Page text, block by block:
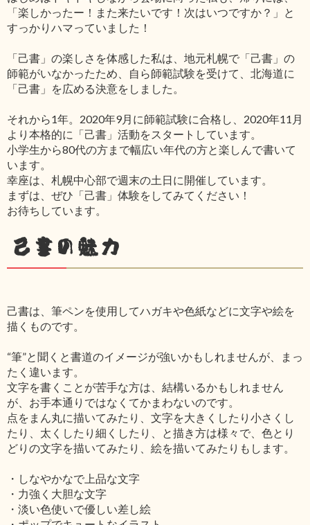
「楽しかったー！また来たいです！次はいつですか？」と
すっかりハマっていました！
「己書」の楽しさを体感した私は、地元札幌で「己書」の
師範がいなかったため、自ら師範試験を受けて、北海道に
「己書」を広める決意をしました。
それから1年。2020年9月に師範試験に合格し、2020年11月
より本格的に「己書」活動をスタートしています。
小学生から80代の方まで幅広い年代の方と楽しんで書いて
います。
幸座は、札幌中心部で週末の土日に開催しています。
まずは、ぜひ「己書」体験をしてみてください！
お待ちしています。
己書の魅力
己書は、筆ペンを使用してハガキや色紙などに文字や絵を
描くものです。
“筆”と聞くと書道のイメージが強いかもしれませんが、まっ
たく違います。
文字を書くことが苦手な方は、結構いるかもしれません
が、お手本通りではなくてかまわないのです。
点をまん丸に描いてみたり、文字を大きくしたり小さくし
たり、太くしたり細くしたり、と描き方は様々で、色とり
どりの文字を描いてみたり、絵を描いてみたりもします。
・しなやかなで上品な文字
・力強く大胆な文字
・淡い色使いで優しい差し絵